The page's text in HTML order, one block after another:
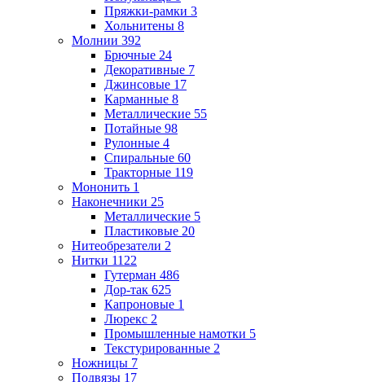
Пряжки-рамки 3
Хольнитены 8
Молнии 392
Брючные 24
Декоративные 7
Джинсовые 17
Карманные 8
Металлические 55
Потайные 98
Рулонные 4
Спиральные 60
Тракторные 119
Мононить 1
Наконечники 25
Металлические 5
Пластиковые 20
Нитеобрезатели 2
Нитки 1122
Гутерман 486
Дор-так 625
Капроновые 1
Люрекс 2
Промышленные намотки 5
Текстурированные 2
Ножницы 7
Подвязы 17